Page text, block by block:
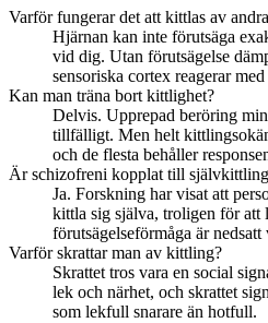
Varför fungerar det att kittlas av
Hjärnan kan inte förutsäga
vid dig. Utan förutsägelse
sensoriska cortex reagerar
Kan man träna bort kittlighet?
Delvis. Upprepad beröring
tillfälligt. Men helt
och de flesta behåller
Är schizofreni kopplat till
Ja. Forskning har visat att
kittla sig själva, troligen för att
förutsägelseförmåga är
Varför skrattar man av kittling?
Skrattet tros vara en social
lek och närhet, och skrattet
som lekfull snarare än hotfull.